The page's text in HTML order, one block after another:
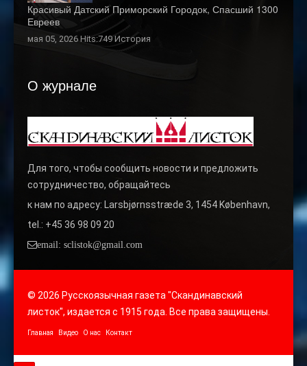
Красивый Датский Приморский Городок, Спасший 1300
Евреев
мая 05, 2026 Hits:749 История
О журнале
Для того, чтобы сообщить новости и предложить
сотрудничество, обращайтесь
к нам по адресу: Larsbjørnsstræde 3, 1454 København,
tel.: +45 36 98 09 20
email: sclistok@gmail.com
© 2026 Русскоязычная газета "Скандинавский
листок", издается с 1915 года. Все права защищены.
Главная Видео О нас Контакт